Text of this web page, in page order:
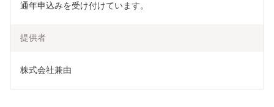
通年申込みを受け付けています。
提供者
株式会社兼由